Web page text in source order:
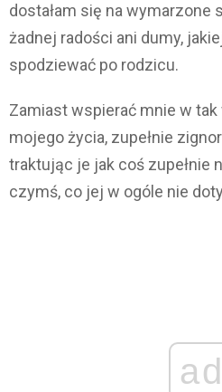
dostałam się na wymarzone
żadnej radości ani dumy,
spodziewać po rodzicu.
Zamiast wspierać mnie w
mojego życia, zupełnie
traktując je jak coś zupełnie
czymś, co jej w ogóle nie
ad